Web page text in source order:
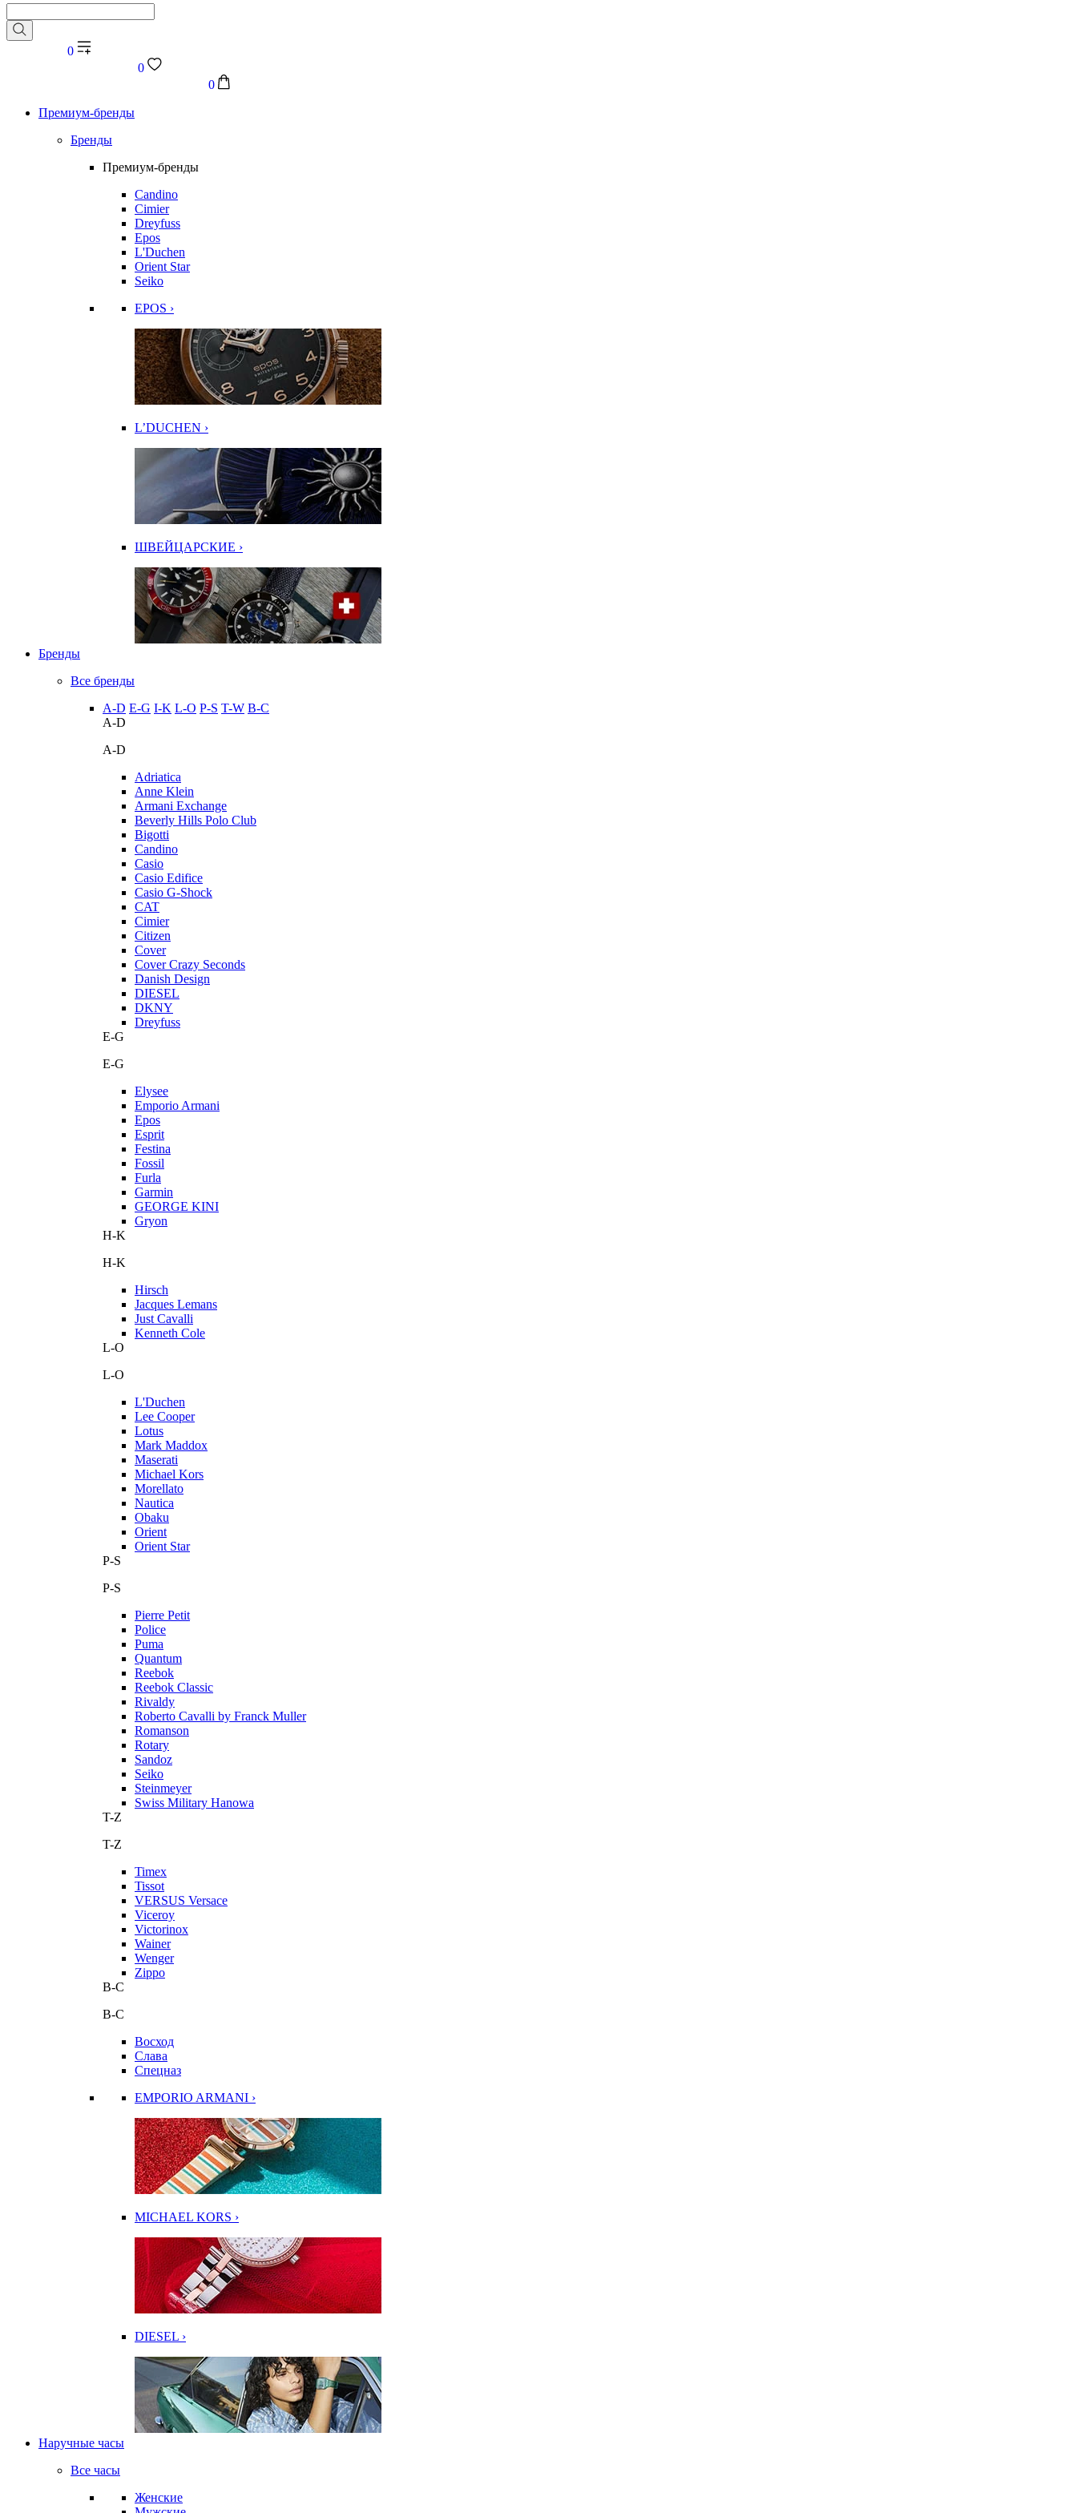
0
0
0
Премиум-бренды
Бренды
Премиум-бренды
Candino
Cimier
Dreyfuss
Epos
L'Duchen
Orient Star
Seiko
EPOS ›
L’DUCHEN ›
ШВЕЙЦАРСКИЕ ›
Бренды
Все бренды
A-D E-G I-K L-O P-S T-W В-С
A-D
A-D
Adriatica
Anne Klein
Armani Exchange
Beverly Hills Polo Club
Bigotti
Candino
Casio
Casio Edifice
Casio G-Shock
CAT
Cimier
Citizen
Cover
Cover Crazy Seconds
Danish Design
DIESEL
DKNY
Dreyfuss
E-G
E-G
Elysee
Emporio Armani
Epos
Esprit
Festina
Fossil
Furla
Garmin
GEORGE KINI
Gryon
H-K
H-K
Hirsch
Jacques Lemans
Just Cavalli
Kenneth Cole
L-O
L-O
L'Duchen
Lee Cooper
Lotus
Mark Maddox
Maserati
Michael Kors
Morellato
Nautica
Obaku
Orient
Orient Star
P-S
P-S
Pierre Petit
Police
Puma
Quantum
Reebok
Reebok Classic
Rivaldy
Roberto Cavalli by Franck Muller
Romanson
Rotary
Sandoz
Seiko
Steinmeyer
Swiss Military Hanowa
T-Z
T-Z
Timex
Tissot
VERSUS Versace
Viceroy
Victorinox
Wainer
Wenger
Zippo
В-С
В-С
Восход
Слава
Спецназ
EMPORIO ARMANI ›
MICHAEL KORS ›
DIESEL ›
Наручные часы
Все часы
Женские